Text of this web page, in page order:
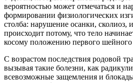
вероятностью может отмечаться и
формировании физиологических
столба: нарушение осанки, сколиоз,
происходит потому, что тело
косому положению первого шейного
С возрастом последствия родовой
вызывая такие болезни, как
всевозможные защемления и